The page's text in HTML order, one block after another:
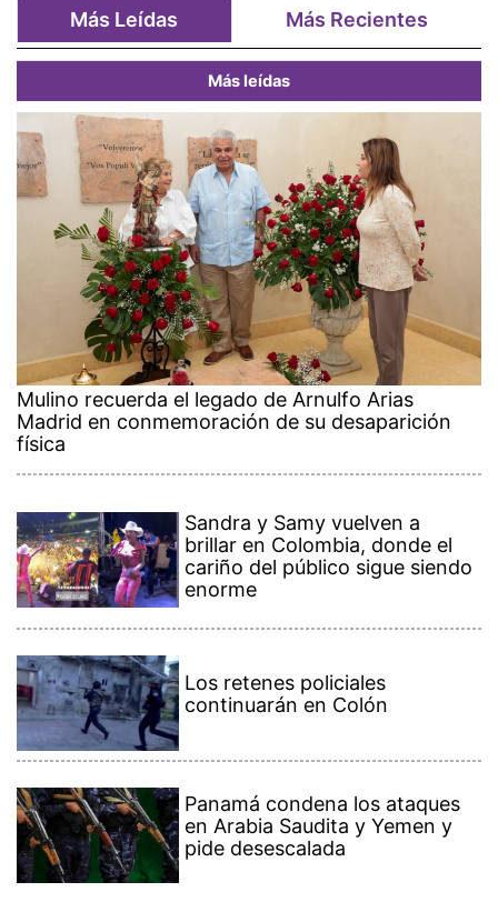
Más Leídas Más Recientes
Más leídas
Mulino recuerda el legado de Arnulfo Arias
Madrid en conmemoración de su desaparición
física
Sandra y Samy vuelven a
brillar en Colombia, donde el
cariño del público sigue siendo
enorme
Los retenes policiales
continuarán en Colón
Panamá condena los ataques
en Arabia Saudita y Yemen y
pide desescalada